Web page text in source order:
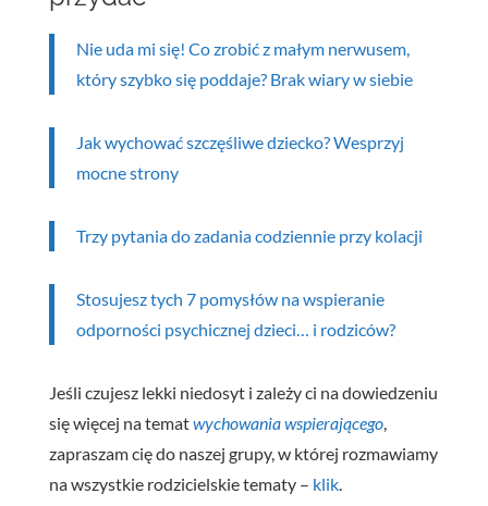
Nie uda mi się! Co zrobić z małym nerwusem,
który szybko się poddaje? Brak wiary w siebie
Jak wychować szczęśliwe dziecko? Wesprzyj
mocne strony
Trzy pytania do zadania codziennie przy kolacji
Stosujesz tych 7 pomysłów na wspieranie
odporności psychicznej dzieci… i rodziców?
Jeśli czujesz lekki niedosyt i zależy ci na dowiedzeniu
się więcej na tematwychowania wspierającego,
zapraszam cię do naszej grupy, w której rozmawiamy
na wszystkie rodzicielskie tematy – klik.